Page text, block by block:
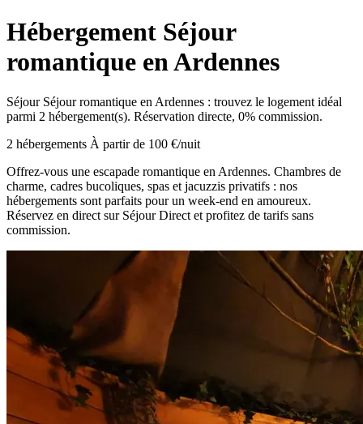
Hébergement Séjour
romantique en Ardennes
Séjour Séjour romantique en Ardennes : trouvez le logement idéal
parmi 2 hébergement(s). Réservation directe, 0% commission.
2 hébergements À partir de 100 €/nuit
Offrez-vous une escapade romantique en Ardennes. Chambres de
charme, cadres bucoliques, spas et jacuzzis privatifs : nos
hébergements sont parfaits pour un week-end en amoureux.
Réservez en direct sur Séjour Direct et profitez de tarifs sans
commission.